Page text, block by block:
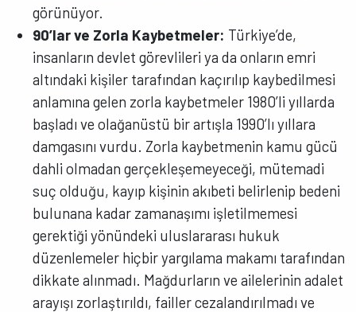
görünüyor.
90’lar ve Zorla Kaybetmeler: Türkiye’de,
insanların devlet görevlileri ya da onların emri
altındaki kişiler tarafından kaçırılıp kaybedilmesi
anlamına gelen zorla kaybetmeler 1980’li yıllarda
başladı ve olağanüstü bir artışla 1990’lı yıllara
damgasını vurdu. Zorla kaybetmenin kamu gücü
dahli olmadan gerçekleşemeyeceği, mütemadi
suç olduğu, kayıp kişinin akıbeti belirlenip bedeni
bulunana kadar zamanaşımı işletilmemesi
gerektiği yönündeki uluslararası hukuk
düzenlemeler hiçbir yargılama makamı tarafından
dikkate alınmadı. Mağdurların ve ailelerinin adalet
arayışı zorlaştırıldı, failler cezalandırılmadı ve